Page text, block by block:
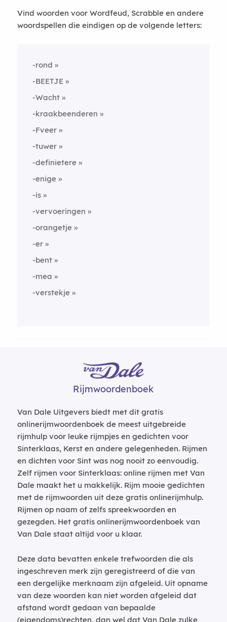
Vind woorden voor Wordfeud, Scrabble en andere
woordspellen die eindigen op de volgende letters:
-rond
-BEETJE
-Wacht
-kraakbeenderen
-Fveer
-tuwer
-definietere
-enige
-is
-vervoeringen
-orangetje
-er
-bent
-mea
-verstekje
Rijmwoordenboek
Van Dale Uitgevers biedt met dit gratis
onlinerijmwoordenboek de meest uitgebreide
rijmhulp voor leuke rijmpjes en gedichten voor
Sinterklaas, Kerst en andere gelegenheden. Rijmen
en dichten voor Sint was nog nooit zo eenvoudig.
Zelf rijmen voor Sinterklaas: online rijmen met Van
Dale maakt het u makkelijk. Rijm mooie gedichten
met de rijmwoorden uit deze gratis onlinerijmhulp.
Rijmen op naam of zelfs spreekwoorden en
gezegden. Het gratis onlinerijmwoordenboek van
Van Dale staat altijd voor u klaar.
Deze data bevatten enkele trefwoorden die als
ingeschreven merk zijn geregistreerd of die van
een dergelijke merknaam zijn afgeleid. Uit opname
van deze woorden kan niet worden afgeleid dat
afstand wordt gedaan van bepaalde
(eigendoms)rechten, dan wel dat Van Dale zulke